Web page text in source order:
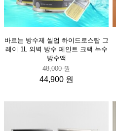
바르는 방수제 씰업 하이드로스탑 그
레이 1L 외벽 방수 페인트 크랙 누수
방수액
48,000 원
44,900 원